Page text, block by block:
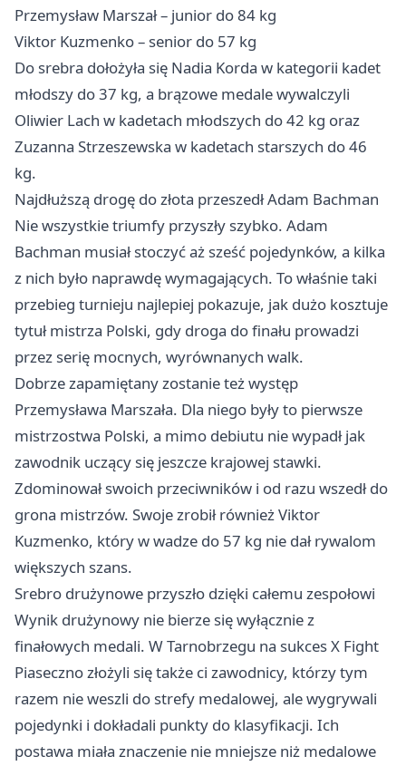
Przemysław Marszał – junior do 84 kg
Viktor Kuzmenko – senior do 57 kg
Do srebra dołożyła się Nadia Korda w kategorii kadet
młodszy do 37 kg, a brązowe medale wywalczyli
Oliwier Lach w kadetach młodszych do 42 kg oraz
Zuzanna Strzeszewska w kadetach starszych do 46
kg.
Najdłuższą drogę do złota przeszedł Adam Bachman
Nie wszystkie triumfy przyszły szybko. Adam
Bachman musiał stoczyć aż sześć pojedynków, a kilka
z nich było naprawdę wymagających. To właśnie taki
przebieg turnieju najlepiej pokazuje, jak dużo kosztuje
tytuł mistrza Polski, gdy droga do finału prowadzi
przez serię mocnych, wyrównanych walk.
Dobrze zapamiętany zostanie też występ
Przemysława Marszała. Dla niego były to pierwsze
mistrzostwa Polski, a mimo debiutu nie wypadł jak
zawodnik uczący się jeszcze krajowej stawki.
Zdominował swoich przeciwników i od razu wszedł do
grona mistrzów. Swoje zrobił również Viktor
Kuzmenko, który w wadze do 57 kg nie dał rywalom
większych szans.
Srebro drużynowe przyszło dzięki całemu zespołowi
Wynik drużynowy nie bierze się wyłącznie z
finałowych medali. W Tarnobrzegu na sukces X Fight
Piaseczno złożyli się także ci zawodnicy, którzy tym
razem nie weszli do strefy medalowej, ale wygrywali
pojedynki i dokładali punkty do klasyfikacji. Ich
postawa miała znaczenie nie mniejsze niż medalowe